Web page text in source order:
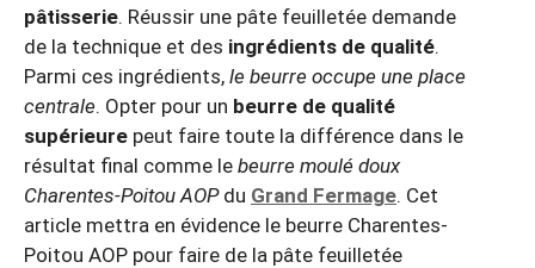
pâtisserie. Réussir une pâte feuilletée demande
de la technique et des ingrédients de qualité.
Parmi ces ingrédients, le beurre occupe une place
centrale. Opter pour un beurre de qualité
supérieure peut faire toute la différence dans le
résultat final comme le beurre moulé doux
Charentes-Poitou AOPdu Grand Fermage. Cet
article mettra en évidence le beurre Charentes-
Poitou AOP pour faire de la pâte feuilletée